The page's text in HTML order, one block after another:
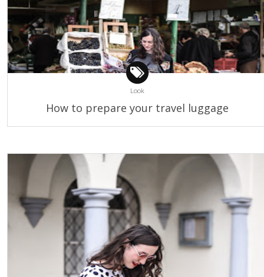
Look
How to prepare your travel luggage